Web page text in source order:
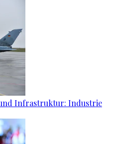
Infrastruktur: Industrie